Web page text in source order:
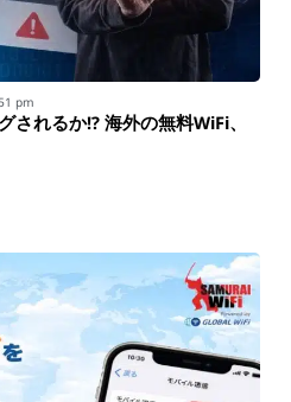
pm
れるか!? 海外の無料WiFi、